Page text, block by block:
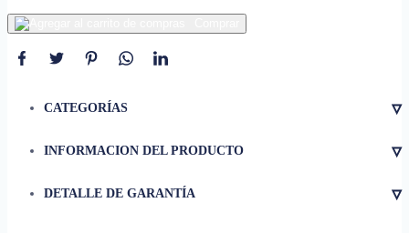
CATEGORÍAS ▿
INFORMACION DEL PRODUCTO ▿
revestimiento de doble barrera
para mayor protección contra
DETALLE DE GARANTÍA ▿